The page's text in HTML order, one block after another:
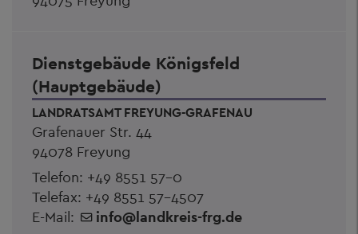
Dienstgebäude Königsfeld
(Hauptgebäude)
LANDRATSAMT FREYUNG-GRAFENAU
Grafenauer Str. 44
94078 Freyung
Telefon: +49 8551 57-0
Telefax: +49 8551 57-4507
E-Mail:
info@landkreis-frg.de